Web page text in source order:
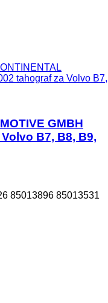
tahograf za Volvo B7,
GMBH
B7, B8, B9,
85013896 85013531